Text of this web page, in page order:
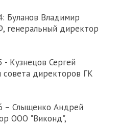
Буланов Владимир
генеральный директор
Кузнецов Сергей
директоров ГК
– Слыщенко Андрей
ООО "Виконд",